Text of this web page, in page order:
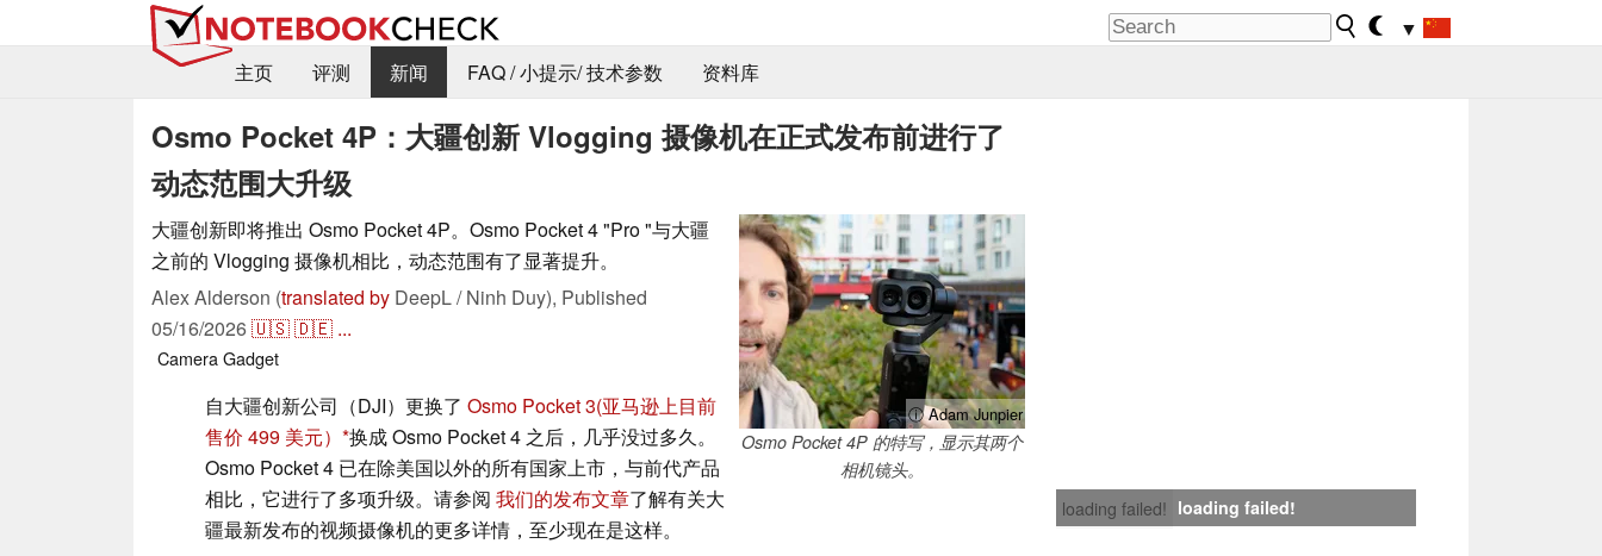
▼
主页
评测 新闻 FAQ / 小提示/ 技术参数 资料库
Osmo Pocket 4P：大疆创新 Vlogging 摄像机在正式发布前进行了
动态范围大升级
ⓘ Adam Junpier
Osmo Pocket 4P 的特写，显示其两个
相机镜头。
大疆创新即将推出 Osmo Pocket 4P。Osmo Pocket 4 "Pro "与大疆
之前的 Vlogging 摄像机相比，动态范围有了显著提升。
Alex Alderson (translated by DeepL / Ninh Duy), Published
05/16/2026🇺🇸🇩🇪 ...
CameraGadget
loading failed! loading failed!
自大疆创新公司（DJI）更换了 Osmo Pocket 3(亚马逊上目前
售价 499 美元）
换成 Osmo Pocket 4 之后，几乎没过多久。
Osmo Pocket 4 已在除美国以外的所有国家上市，与前代产品
相比，它进行了多项升级。请参阅 我们的发布文章了解有关大
疆最新发布的视频摄像机的更多详情，至少现在是这样。